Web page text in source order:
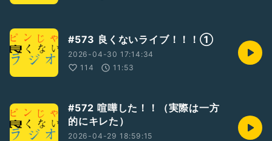
#573 良くないライブ！！！①
2026-04-30 17:14:34
114
11:53
#572 喧嘩した！！（実際は一方
的にキレた）
2026-04-29 18:59:15